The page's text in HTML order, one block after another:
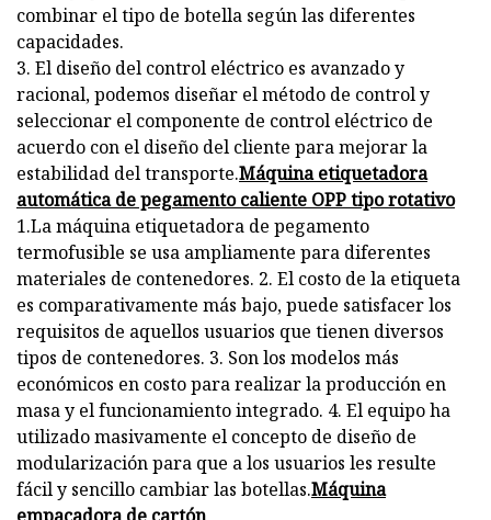
combinar el tipo de botella según las diferentes
capacidades.
3. El diseño del control eléctrico es avanzado y
racional, podemos diseñar el método de control y
seleccionar el componente de control eléctrico de
acuerdo con el diseño del cliente para mejorar la
estabilidad del transporte.Máquina etiquetadora
automática de pegamento caliente OPP tipo rotativo
1.La máquina etiquetadora de pegamento
termofusible se usa ampliamente para diferentes
materiales de contenedores. 2. El costo de la etiqueta
es comparativamente más bajo, puede satisfacer los
requisitos de aquellos usuarios que tienen diversos
tipos de contenedores. 3. Son los modelos más
económicos en costo para realizar la producción en
masa y el funcionamiento integrado. 4. El equipo ha
utilizado masivamente el concepto de diseño de
modularización para que a los usuarios les resulte
fácil y sencillo cambiar las botellas.Máquina